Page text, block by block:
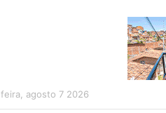
agosto 7 2026